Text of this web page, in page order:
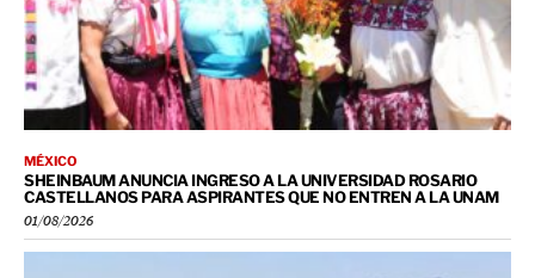
MÉXICO
SHEINBAUM ANUNCIA INGRESO A LA UNIVERSIDAD ROSARIO
CASTELLANOS PARA ASPIRANTES QUE NO ENTREN A LA UNAM
01/08/2026